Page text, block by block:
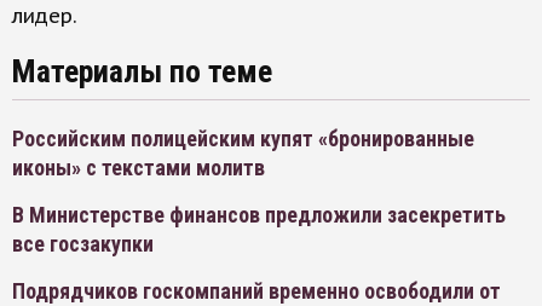
лидер.
Материалы по теме
Российским полицейским купят «бронированные
иконы» с текстами молитв
В Министерстве финансов предложили засекретить
все госзакупки
Подрядчиков госкомпаний временно освободили от